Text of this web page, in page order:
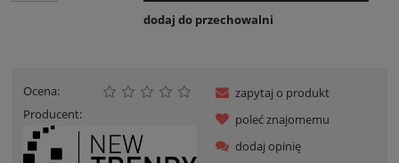
dodaj do przechowalni
Ocena:
Producent:
zapytaj o produkt
poleć znajomemu
dodaj opinię